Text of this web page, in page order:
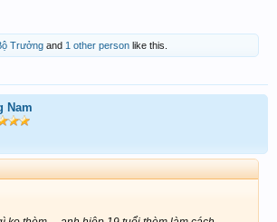
Trưởng and 1 other person like this.
Nam